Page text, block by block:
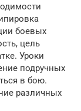
боевых
цель
Уроки
подручных
в бою.
различных